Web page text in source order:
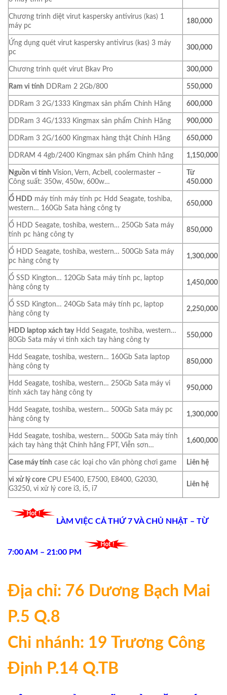
Chương trình diệt virut kaspersky antivirus (kas) 1
máy pc
180,000
Ứng dụng quét virut kaspersky antivirus (kas) 3 máy
pc
300,000
Chương trình quét virut Bkav Pro 300,000
Ram vi tính DDRam 2 2Gb/800 550,000
DDRam 3 2G/1333 Kingmax sản phẩm Chính Hãng 600,000
DDRam 3 4G/1333 Kingmax sản phẩm Chính Hãng 900,000
DDRam 3 2G/1600 Kingmax hàng thật Chính Hãng 650,000
DDRAM 4 4gb/2400 Kingmax sản phẩm Chính hãng 1,150,000
Nguồn vi tính Vision, Vern, Acbell, coolermaster –
Công suất: 350w, 450w, 600w…
Từ
450.000
Ổ HDD máy tính máy tính pc Hdd Seagate, toshiba,
western… 160Gb Sata hàng công ty
650,000
Ổ HDD Seagate, toshiba, western… 250Gb Sata máy
tính pc hàng công ty
850,000
Ổ HDD Seagate, toshiba, western… 500Gb Sata máy
pc hàng công ty
1,300,000
Ổ SSD Kington… 120Gb Sata máy tính pc, laptop
hàng công ty
1,450,000
Ổ SSD Kington… 240Gb Sata máy tính pc, laptop
hàng công ty
2,250,000
HDD laptop xách tayHdd Seagate, toshiba, western…
80Gb Sata máy vi tính xách tay hàng công ty
550,000
Hdd Seagate, toshiba, western… 160Gb Sata laptop
hàng công ty
850,000
Hdd Seagate, toshiba, western… 250Gb Sata máy vi
tính xách tay hàng công ty
950,000
Hdd Seagate, toshiba, western… 500Gb Sata máy pc
hàng công ty
1,300,000
Hdd Seagate, toshiba, western… 500Gb Sata máy tính
xách tay hàng thật Chính hãng FPT, Viễn sơn…
1,600,000
Case máy tính case các loại cho văn phòng chơi game Liên hệ
vi xử lý core CPU E5400, E7500, E8400, G2030,
G3250, vi xử lý core i3, i5, i7
Liên hệ
LÀM VIỆC CẢ THỨ 7 VÀ CHỦ NHẬT – TỪ
7:00 AM – 21:00 PM
Địa chỉ: 76 Dương Bạch Mai
P.5 Q.8
Chi nhánh: 19 Trương Công
Định P.14 Q.TB